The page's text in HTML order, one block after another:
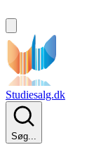
Studiesalg.dk
Søg...